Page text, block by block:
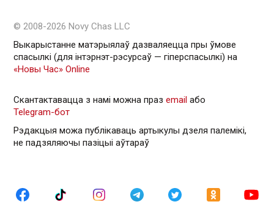
© 2008-2026 Novy Chas LLC
Выкарыстанне матэрыялаў дазваляецца пры ўмове
спасылкі (для інтэрнэт-рэсурсаў — гiперспасылкi) на
«Новы Час» Online
Скантактавацца з намі можна праз email або
Telegram-бот
Рэдакцыя можа публікаваць артыкулы дзеля палемікі,
не падзяляючы пазіцыі аўтараў